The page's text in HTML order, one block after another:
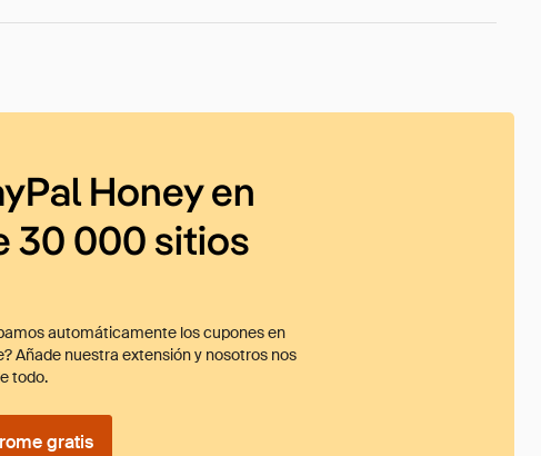
Honey en
30 000 sitios
automáticamente los cupones en
Añade nuestra extensión y nosotros nos
todo.
gratis